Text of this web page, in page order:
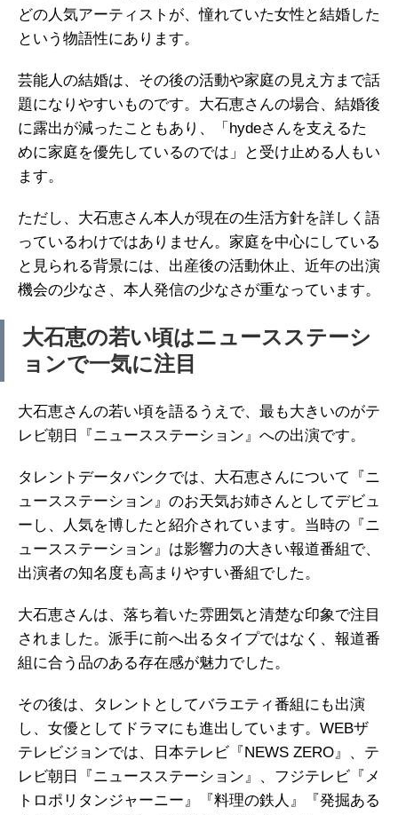
どの人気アーティストが、憧れていた女性と結婚した
という物語性にあります。
芸能人の結婚は、その後の活動や家庭の見え方まで話
題になりやすいものです。大石恵さんの場合、結婚後
に露出が減ったこともあり、「hydeさんを支えるた
めに家庭を優先しているのでは」と受け止める人もい
ます。
ただし、大石恵さん本人が現在の生活方針を詳しく語
っているわけではありません。家庭を中心にしている
と見られる背景には、出産後の活動休止、近年の出演
機会の少なさ、本人発信の少なさが重なっています。
大石恵の若い頃はニュースステーシ
ョンで一気に注目
大石恵さんの若い頃を語るうえで、最も大きいのがテ
レビ朝日『ニュースステーション』への出演です。
タレントデータバンクでは、大石恵さんについて『ニ
ュースステーション』のお天気お姉さんとしてデビュ
ーし、人気を博したと紹介されています。当時の『ニ
ュースステーション』は影響力の大きい報道番組で、
出演者の知名度も高まりやすい番組でした。
大石恵さんは、落ち着いた雰囲気と清楚な印象で注目
されました。派手に前へ出るタイプではなく、報道番
組に合う品のある存在感が魅力でした。
その後は、タレントとしてバラエティ番組にも出演
し、女優としてドラマにも進出しています。WEBザ
テレビジョンでは、日本テレビ『NEWS ZERO』、テ
レビ朝日『ニュースステーション』、フジテレビ『メ
トロポリタンジャーニー』『料理の鉄人』『発掘ある